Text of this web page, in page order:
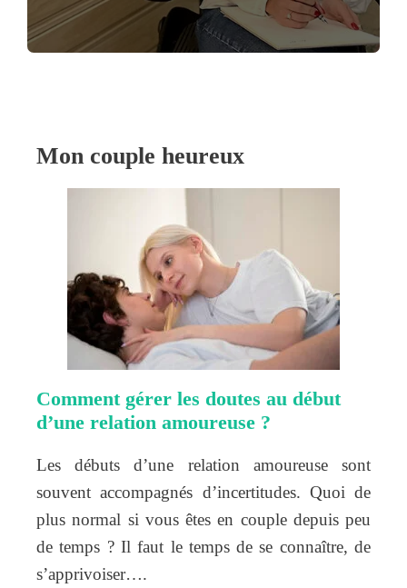
Mon couple heureux
Comment gérer les doutes au début
d’une relation amoureuse ?
Les débuts d’une relation amoureuse sont
souvent accompagnés d’incertitudes. Quoi de
plus normal si vous êtes en couple depuis peu
de temps ? Il faut le temps de se connaître, de
s’apprivoiser….